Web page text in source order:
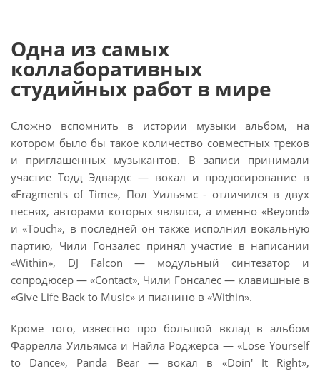
Одна из самых
коллаборативных
студийных работ в мире
Сложно вспомнить в истории музыки альбом, на
котором было бы такое количество совместных треков
и приглашенных музыкантов. В записи принимали
участие Тодд Эдвардс — вокал и продюсирование в
«Fragments of Time», Пол Уильямс - отличился в двух
песнях, авторами которых являлся, а именно «Beyond»
и «Touch», в последней он также исполнил вокальную
партию, Чили Гонзалес принял участие в написании
«Within», DJ Falcon — модульный синтезатор и
сопродюсер — «Contact», Чили Гонсалес — клавишные в
«Give Life Back to Music» и пианино в «Within».
Кроме того, известно про большой вклад в альбом
Фаррелла Уильямса и Найла Роджерса — «Lose Yourself
to Dance», Panda Bear — вокал в «Doin' It Right»,